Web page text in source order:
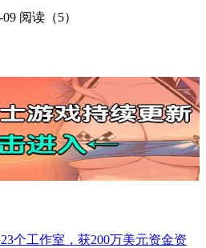
09 阅读（5）
个工作室，获200万美元资金资